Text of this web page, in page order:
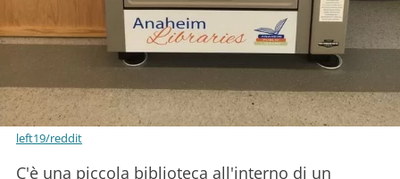
left19/reddit
C'è una piccola biblioteca all'interno di un